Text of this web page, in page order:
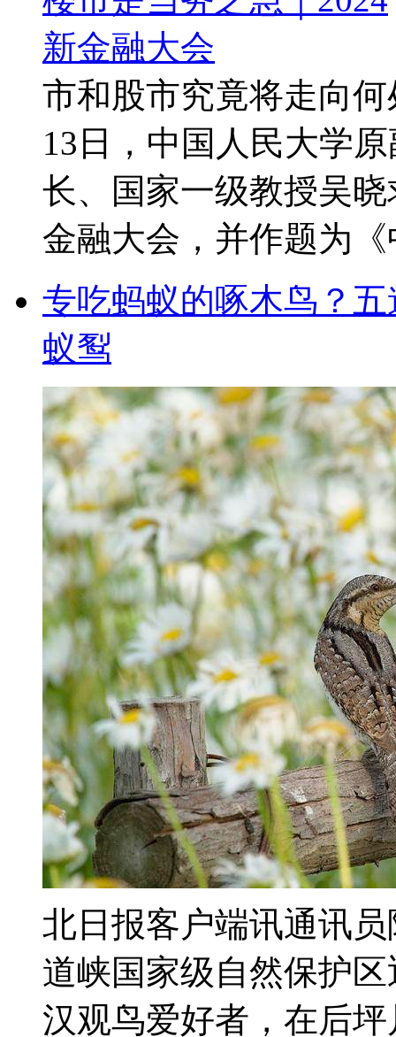
市和股市究竟将走向
13日，中国人民大学
长、国家一级教授吴
金融大会，并作题为
专吃蚂蚁的啄木鸟？
蚁䴕
北日报客户端讯通讯
道峡国家级自然保护
汉观鸟爱好者，在后